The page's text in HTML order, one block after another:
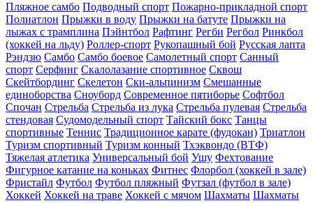
Пляжное самбо Подводный спорт Пожарно-прикладной спорт
Полиатлон Прыжки в воду Прыжки на батуте Прыжки на
лыжах с трамплина Пэйнтбол Рафтинг Регби Регбол Ринкбол
(хоккей на льду) Роллер-спорт Рукопашный бой Русская лапта
Рэндзю Самбо Самбо боевое Самолетный спорт Санный
спорт Серфинг Скалолазание спортивное Сквош
Скейтбординг Скелетон Ски-альпинизм Смешанные
единоборства Сноуборд Современное пятиборье Софтбол
Спочан Стрельба Стрельба из лука Стрельба пулевая Стрельба
стендовая Судомодельный спорт Тайский бокс Танцы
спортивные Теннис Традиционное карате (фудокан) Триатлон
Туризм cпортивный Туризм конный Тхэквондо (ВТФ)
Тяжелая атлетика Универсальный бой Ушу Фехтование
Фигурное катание на коньках Фитнес Флорбол (хоккей в зале)
Фристайл Футбол Футбол пляжный Футзал (футбол в зале)
Хоккей Хоккей на траве Хоккей с мячом Шахматы Шахматы